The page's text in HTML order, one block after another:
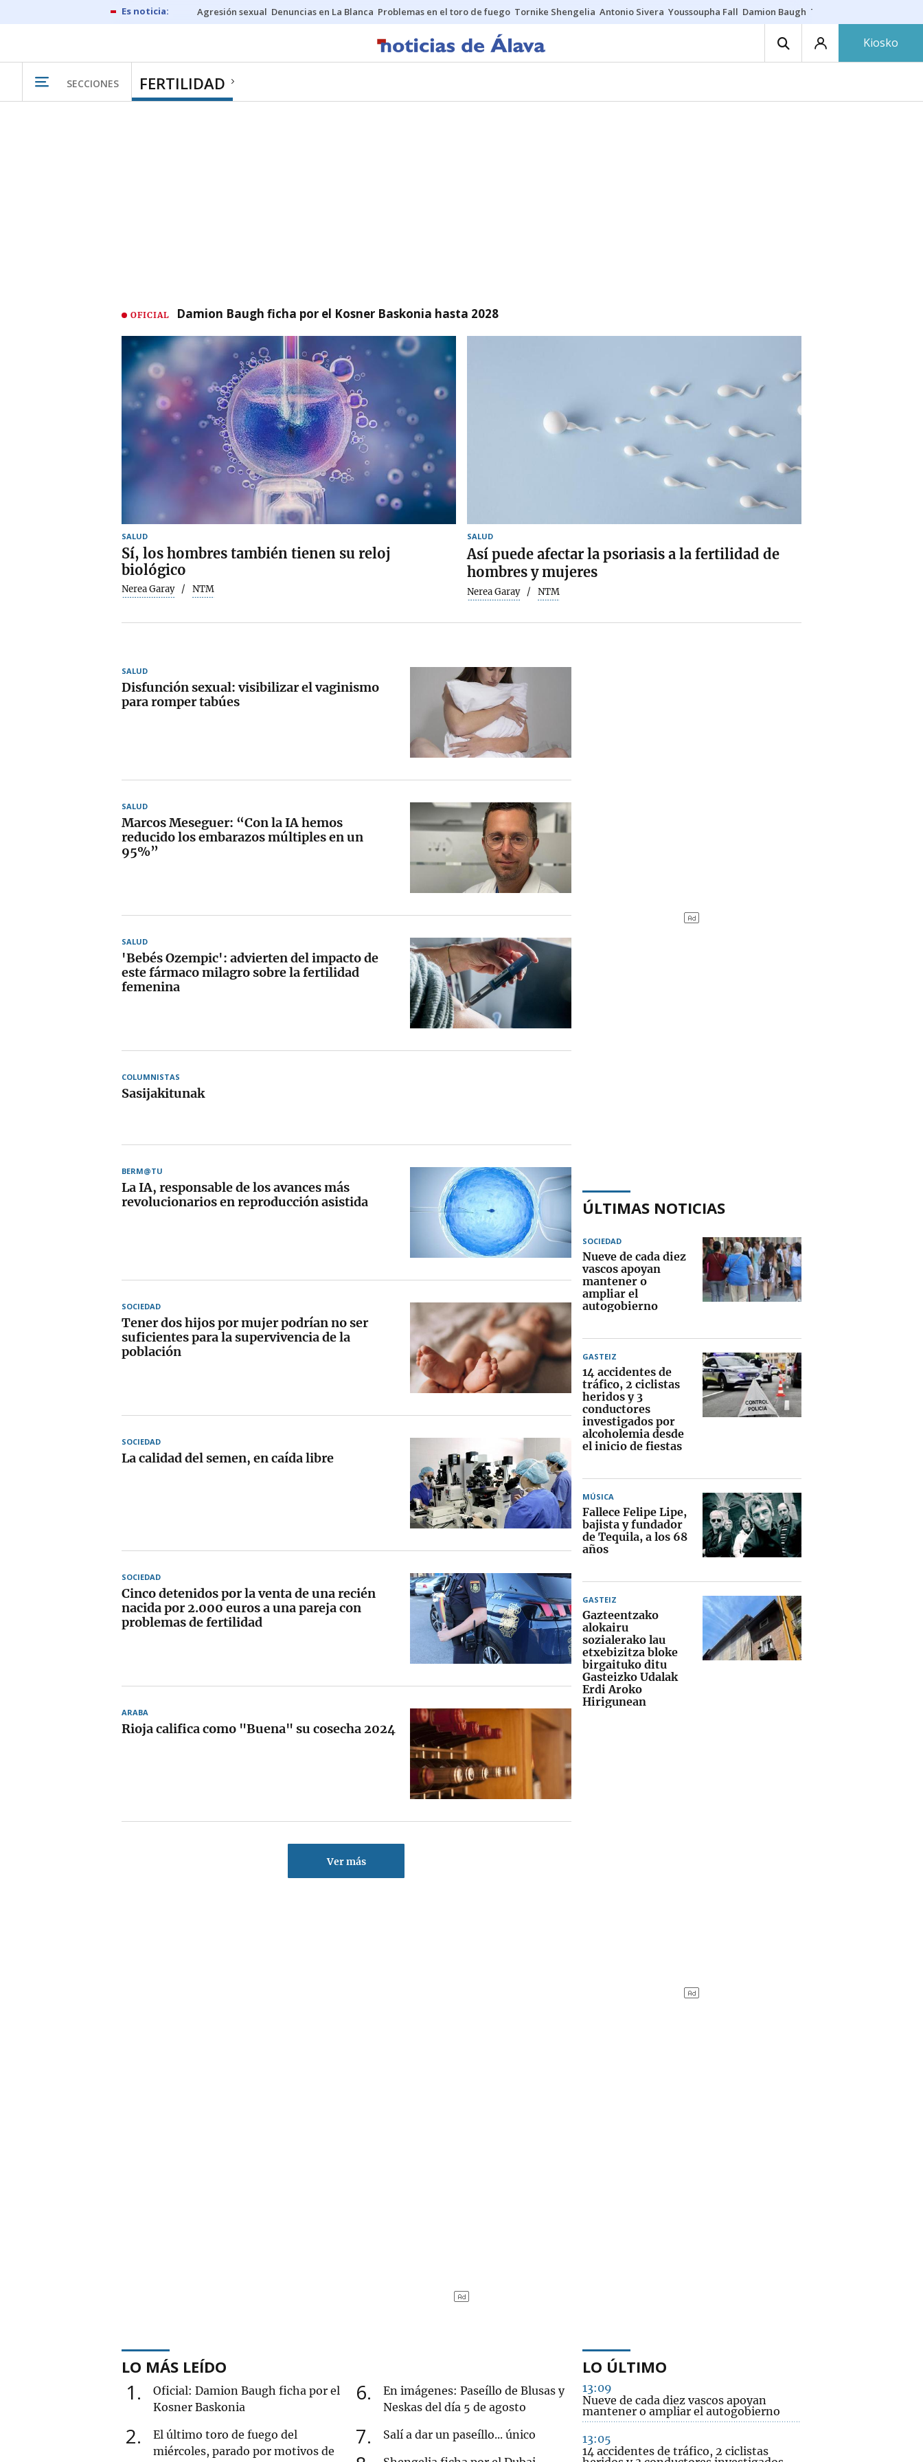
Agresión sexual Denuncias en La Blanca Problemas en el toro de fuego Tornike Shengelia Antonio Sivera Youssoupha Fall Damion Baugh Toro de fuego
Kiosko
SECCIONES FERTILIDAD
OFICIAL Damion Baugh ficha por el Kosner Baskonia hasta 2028
SALUD
Sí, los hombres también tienen su reloj
biológico
Nerea Garay NTM
SALUD
Así puede afectar la psoriasis a la fertilidad de
hombres y mujeres
Nerea Garay NTM
SALUD
Disfunción sexual: visibilizar el vaginismo
para romper tabúes
SALUD
Marcos Meseguer: “Con la IA hemos
reducido los embarazos múltiples en un
95%”
SALUD
'Bebés Ozempic': advierten del impacto de
este fármaco milagro sobre la fertilidad
femenina
COLUMNISTAS
Sasijakitunak
BERM@TU
La IA, responsable de los avances más
revolucionarios en reproducción asistida
SOCIEDAD
Tener dos hijos por mujer podrían no ser
suficientes para la supervivencia de la
población
SOCIEDAD
La calidad del semen, en caída libre
SOCIEDAD
Cinco detenidos por la venta de una recién
nacida por 2.000 euros a una pareja con
problemas de fertilidad
ARABA
Rioja califica como "Buena" su cosecha 2024
Ver más
ÚLTIMAS NOTICIAS
SOCIEDAD
Nueve de cada diez
vascos apoyan
mantener o
ampliar el
autogobierno
GASTEIZ
14 accidentes de
tráfico, 2 ciclistas
heridos y 3
conductores
investigados por
alcoholemia desde
el inicio de fiestas
MÚSICA
Fallece Felipe Lipe,
bajista y fundador
de Tequila, a los 68
años
GASTEIZ
Gazteentzako
alokairu
sozialerako lau
etxebizitza bloke
birgaituko ditu
Gasteizko Udalak
Erdi Aroko
Hirigunean
LO MÁS LEÍDO
1
Oficial: Damion Baugh ficha por el
Kosner Baskonia
2
El último toro de fuego del
miércoles, parado por motivos de
6
En imágenes: Paseíllo de Blusas y
Neskas del día 5 de agosto
7 Salí a dar un paseíllo... único
LO ÚLTIMO
13:09
Nueve de cada diez vascos apoyan
mantener o ampliar el autogobierno
13:05
14 accidentes de tráfico, 2 ciclistas